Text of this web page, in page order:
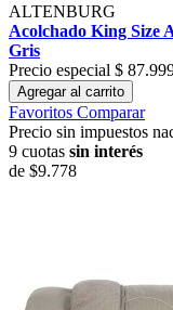
ALTENBURG
Acolchado King Size
Gris
Precio especial $
Agregar al carrito
Favoritos Comparar
Precio sin impuestos
9 cuotas sin interés
de $9.778